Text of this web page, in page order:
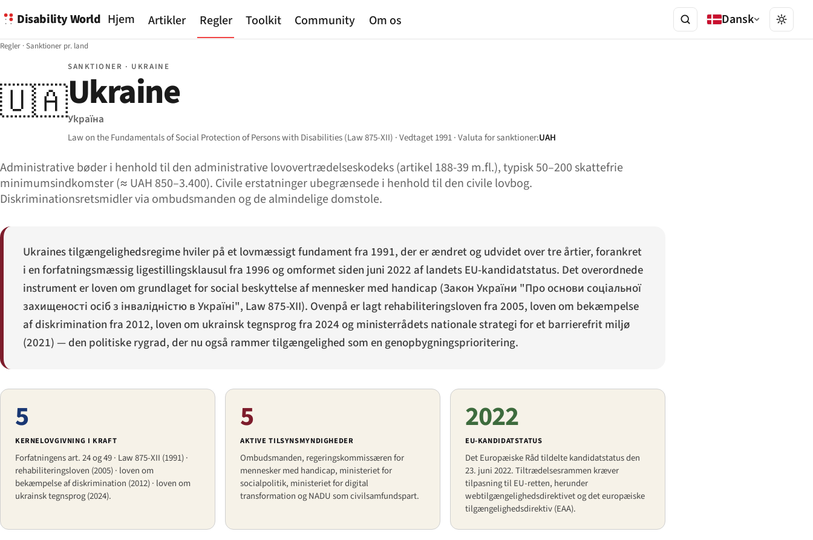
Disability World Hjem Artikler Regler Toolkit Community Om os Dansk
Regler ·Sanktioner pr. land
🇺🇦
SANKTIONER · UKRAINE
Ukraine
Україна
Law on the Fundamentals of Social Protection of Persons with Disabilities (Law 875-XII) · Vedtaget 1991 · Valuta for sanktioner:UAH
Administrative bøder i henhold til den administrative lovovertrædelseskodeks (artikel 188-39 m.fl.), typisk 50–200 skattefrie
minimumsindkomster (≈ UAH 850–3.400). Civile erstatninger ubegrænsede i henhold til den civile lovbog.
Diskriminationsretsmidler via ombudsmanden og de almindelige domstole.
Ukraines tilgængelighedsregime hviler på et lovmæssigt fundament fra 1991, der er ændret og udvidet over tre årtier, forankret
i en forfatningsmæssig ligestillingsklausul fra 1996 og omformet siden juni 2022 af landets EU-kandidatstatus. Det overordnede
instrument er loven om grundlaget for social beskyttelse af mennesker med handicap (Закон України "Про основи соціальної
захищеності осіб з інвалідністю в Україні", Law 875-XII). Ovenpå er lagt rehabiliteringsloven fra 2005, loven om bekæmpelse
af diskrimination fra 2012, loven om ukrainsk tegnsprog fra 2024 og ministerrådets nationale strategi for et barrierefrit miljø
(2021) — den politiske rygrad, der nu også rammer tilgængelighed som en genopbygningsprioritering.
5
KERNELOVGIVNING I KRAFT
Forfatningens art. 24 og 49 · Law 875-XII (1991) ·
rehabiliteringsloven (2005) · loven om
bekæmpelse af diskrimination (2012) · loven om
ukrainsk tegnsprog (2024).
5
AKTIVE TILSYNSMYNDIGHEDER
Ombudsmanden, regeringskommissæren for
mennesker med handicap, ministeriet for
socialpolitik, ministeriet for digital
transformation og NADU som civilsamfundspart.
2022
EU-KANDIDATSTATUS
Det Europæiske Råd tildelte kandidatstatus den
23. juni 2022. Tiltrædelsesrammen kræver
tilpasning til EU-retten, herunder
webtilgængelighedsdirektivet og det europæiske
tilgængelighedsdirektiv (EAA).